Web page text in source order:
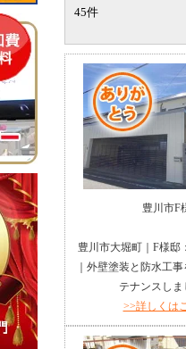
45件
豊川市F
豊川市大堀町｜F様邸
｜外壁塗装と防水工
テナンスしま
>>詳しくは